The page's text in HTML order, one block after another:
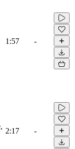
1:57 -
2:17 -